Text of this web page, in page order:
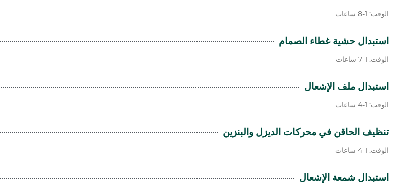
الوقت: 1-8 ساعات
استبدال حشية غطاء الصمام
الوقت: 1-7 ساعات
استبدال ملف الإشعال
الوقت: 1-4 ساعات
تنظيف الحاقن في محركات الديزل والبنزين
الوقت: 1-4 ساعات
استبدال شمعة الإشعال